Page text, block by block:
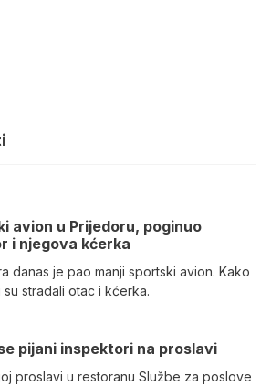
avion u Prijedoru, poginuo
i njegova kćerka
danas je pao manji sportski avion. Kako
stradali otac i kćerka.
pijani inspektori na proslavi
proslavi u restoranu Službe za poslove